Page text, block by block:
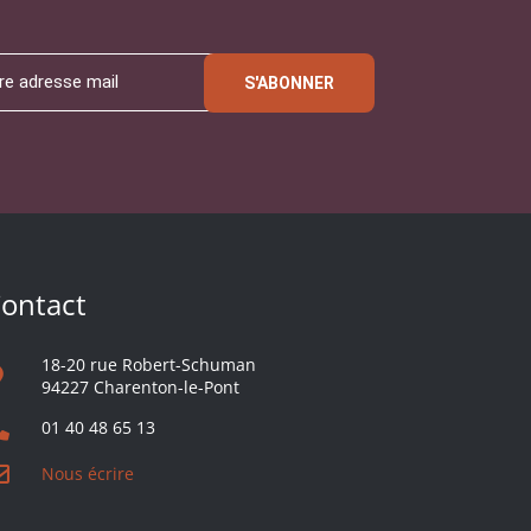
S'ABONNER
18-20 rue Robert-Schuman
94227 Charenton-le-Pont
01 40 48 65 13
Nous écrire